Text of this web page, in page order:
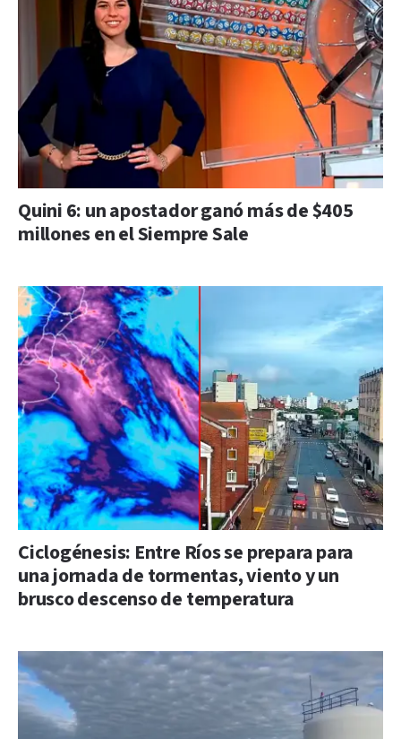
Quini 6: un apostador ganó más de $405
millones en el Siempre Sale
Ciclogénesis: Entre Ríos se prepara para
una jornada de tormentas, viento y un
brusco descenso de temperatura